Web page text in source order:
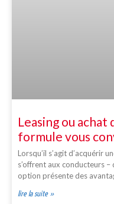
Leasing ou achat
formule vous
Lorsqu’il s’agit d’acquérir
s’offrent aux conducteurs
option présente des
lire la suite »